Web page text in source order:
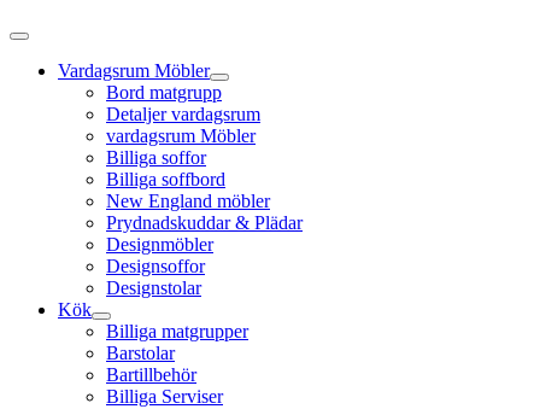
Vardagsrum Möbler
Bord matgrupp
Detaljer vardagsrum
vardagsrum Möbler
Billiga soffor
Billiga soffbord
New England möbler
Prydnadskuddar & Plädar
Designmöbler
Designsoffor
Designstolar
Kök
Billiga matgrupper
Barstolar
Bartillbehör
Billiga Serviser